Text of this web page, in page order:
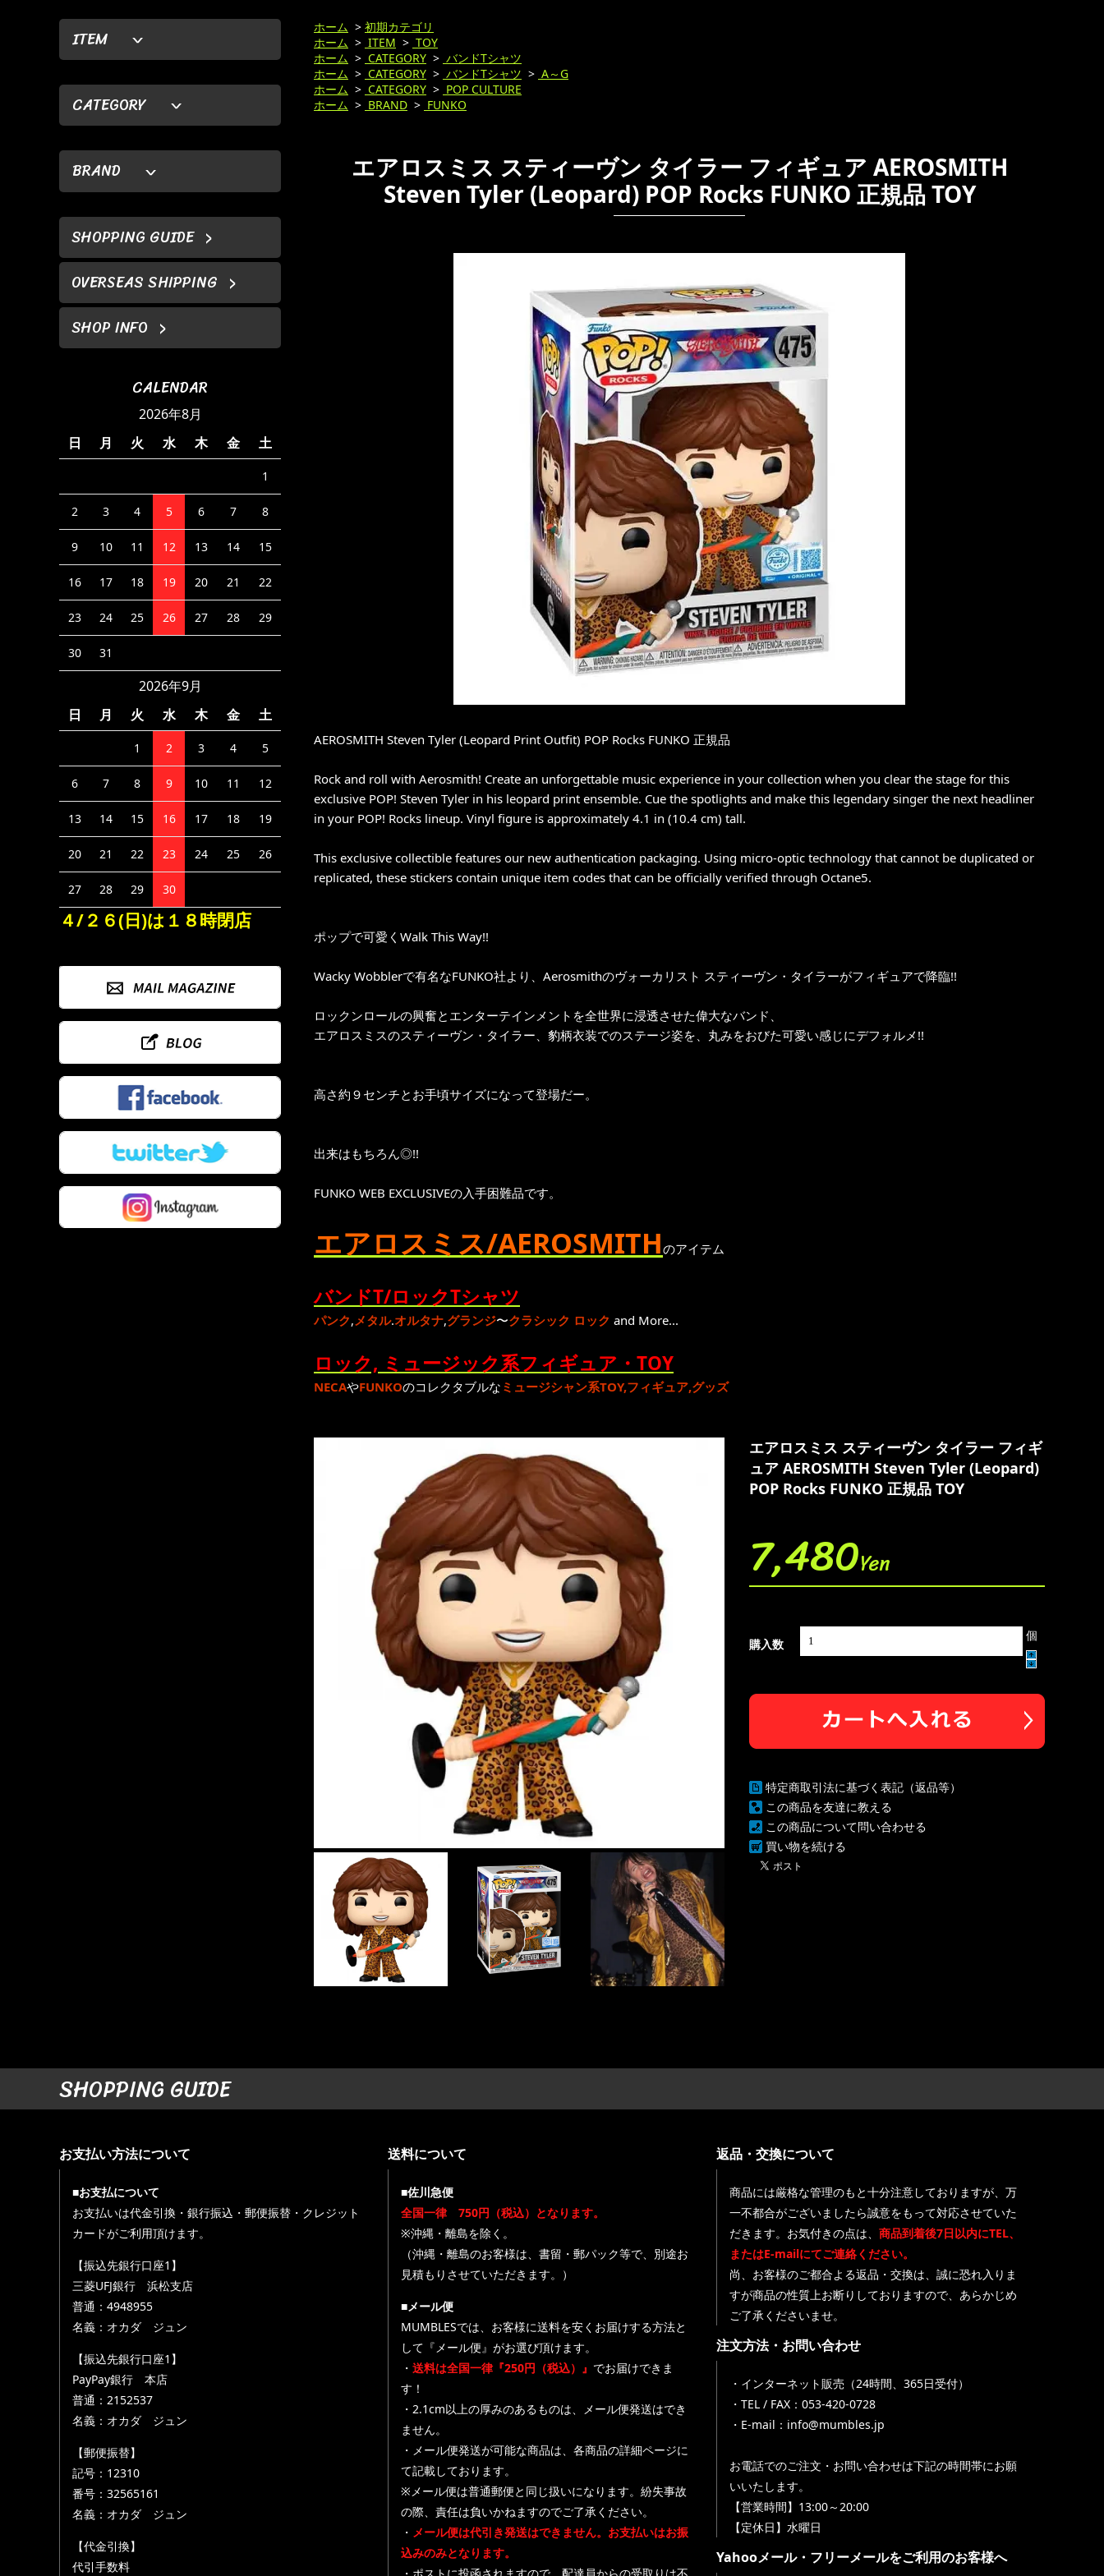
ITEM
CATEGORY
BRAND
SHOPPING GUIDE
OVERSEAS SHIPPING
SHOP INFO
CALENDAR
2026年8月
日
月 火 水 木 金 土
1
2 3 4 5 6 7 8
9 10 11 12 13 14 15
16 17 18 19 20 21 22
23 24 25 26 27 28 29
30 31
2026年9月
日
月 火 水 木 金 土
1 2 3 4 5
6 7 8 9 10 11 12
13 14 15 16 17 18 19
20 21 22 23 24 25 26
27 28 29 30
４/２６(日)は１８時閉店
ホーム > 初期カテゴリ
ホーム > ITEM > TOY
ホーム > CATEGORY > バンドTシャツ
ホーム > CATEGORY > バンドTシャツ > A～G
ホーム > CATEGORY > POP CULTURE
ホーム > BRAND > FUNKO
エアロスミス スティーヴン タイラー フィギュア AEROSMITH
Steven Tyler (Leopard) POP Rocks FUNKO 正規品 TOY
AEROSMITH Steven Tyler (Leopard Print Outfit) POP Rocks FUNKO 正規品
Rock and roll with Aerosmith! Create an unforgettable music experience in your collection when you clear the stage for this
exclusive POP! Steven Tyler in his leopard print ensemble. Cue the spotlights and make this legendary singer the next headliner
in your POP! Rocks lineup. Vinyl figure is approximately 4.1 in (10.4 cm) tall.
This exclusive collectible features our new authentication packaging. Using micro-optic technology that cannot be duplicated or
replicated, these stickers contain unique item codes that can be officially verified through Octane5.
ポップで可愛くWalk This Way!!
Wacky Wobblerで有名なFUNKO社より、Aerosmithのヴォーカリスト スティーヴン・タイラーがフィギュアで降臨!!
ロックンロールの興奮とエンターテインメントを全世界に浸透させた偉大なバンド、
エアロスミスのスティーヴン・タイラー、豹柄衣装でのステージ姿を、丸みをおびた可愛い感じにデフォルメ!!
高さ約９センチとお手頃サイズになって登場だー。
出来はもちろん◎!!
FUNKO WEB EXCLUSIVEの入手困難品です。
エアロスミス/AEROSMITHのアイテム
バンドT/ロックTシャツ
パンク,メタル.オルタナ,グランジ〜クラシック ロック and More...
ロック, ミュージック系フィギュア・TOY
NECAやFUNKOのコレクタブルな ミュージシャン系TOY,フィギュア,グッズ
エアロスミス スティーヴン タイラー フィギ
ュア AEROSMITH Steven Tyler (Leopard)
POP Rocks FUNKO 正規品 TOY
7,480Yen
購入数
個
特定商取引法に基づく表記（返品等）
この商品を友達に教える
この商品について問い合わせる
買い物を続ける
SHOPPING GUIDE
お支払い方法について
■お支払について
お支払いは代金引換・銀行振込・郵便振替・クレジット
カードがご利用頂けます。
【振込先銀行口座1】
三菱UFJ銀行 浜松支店
普通：4948955
名義：オカダ ジュン
【振込先銀行口座1】
PayPay銀行 本店
普通：2152537
名義：オカダ ジュン
【郵便振替】
記号：12310
番号：32565161
名義：オカダ ジュン
【代金引換】
代引手数料
送料について
■佐川急便
全国一律 750円（税込）となります。
※沖縄・離島を除く。
（沖縄・離島のお客様は、書留・郵パック等で、別途お
見積もりさせていただきます。）
■メール便
MUMBLESでは、お客様に送料を安くお届けする方法と
して『メール便』がお選び頂けます。
・ 送料は全国一律『250円（税込）』 でお届けできま
す！
・2.1cm以上の厚みのあるものは、メール便発送はでき
ません。
・メール便発送が可能な商品は、各商品の詳細ページに
て記載しております。
※メール便は普通郵便と同じ扱いになります。紛失事故
の際、責任は負いかねますのでご了承ください。
・ メール便は代引き発送はできません。お支払いはお振
込みのみとなります。
返品・交換について
商品には厳格な管理のもと十分注意しておりますが、万
一不都合がございましたら誠意をもって対応させていた
だきます。お気付きの点は、 商品到着後7日以内にTEL、
またはE-mailにてご連絡ください。
尚、お客様のご都合よる返品・交換は、誠に恐れ入りま
すが商品の性質上お断りしておりますので、あらかじめ
ご了承くださいませ。
注文方法・お問い合わせ
・インターネット販売（24時間、365日受付）
・TEL / FAX：053-420-0728
・E-mail：info@mumbles.jp
お電話でのご注文・お問い合わせは下記の時間帯にお願
いいたします。
【営業時間】13:00～20:00
【定休日】水曜日
Yahooメール・フリーメールをご利用のお客様へ